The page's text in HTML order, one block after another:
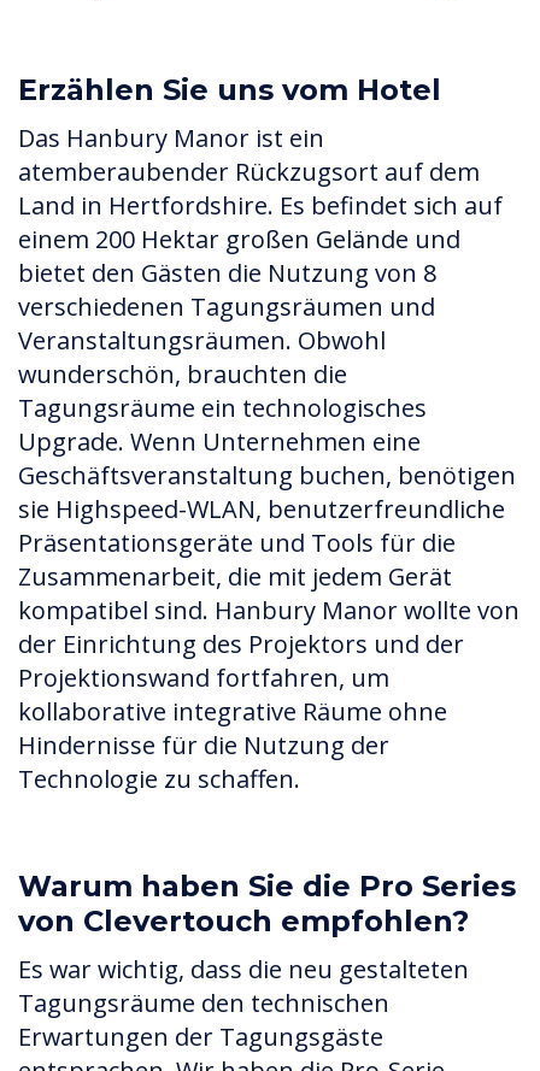
Erzählen Sie uns vom Hotel
Das Hanbury Manor ist ein
atemberaubender Rückzugsort auf dem
Land in Hertfordshire. Es befindet sich auf
einem 200 Hektar großen Gelände und
bietet den Gästen die Nutzung von 8
verschiedenen Tagungsräumen und
Veranstaltungsräumen. Obwohl
wunderschön, brauchten die
Tagungsräume ein technologisches
Upgrade. Wenn Unternehmen eine
Geschäftsveranstaltung buchen, benötigen
sie Highspeed-WLAN, benutzerfreundliche
Präsentationsgeräte und Tools für die
Zusammenarbeit, die mit jedem Gerät
kompatibel sind. Hanbury Manor wollte von
der Einrichtung des Projektors und der
Projektionswand fortfahren, um
kollaborative integrative Räume ohne
Hindernisse für die Nutzung der
Technologie zu schaffen.
Warum haben Sie die Pro Series
von Clevertouch empfohlen?
Es war wichtig, dass die neu gestalteten
Tagungsräume den technischen
Erwartungen der Tagungsgäste